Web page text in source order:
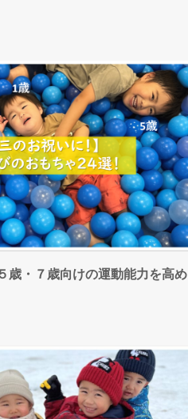
歳・７歳向けの運動能力を高め